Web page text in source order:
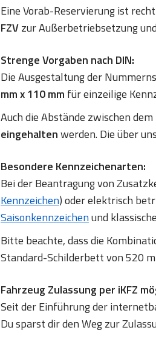
Eine Vorab-Reservierung ist
FZVzur Außerbetriebsetzung
Strenge Vorgaben nach DIN:
Die Ausgestaltung der
mm x 110 mm für einzeilige
Auch die Abstände zwischen
eingehaltenwerden. Die über
Besondere Kennzeichenarten:
Bei der Beantragung von
Kennzeichen) oder elektrisch
Saisonkennzeichenund klassische
Bitte beachte, dass die
Standard-Schilderbett von 520
Fahrzeug Zulassung per iKFZ
Seit der Einführung der
Du sparst dir den Weg zur